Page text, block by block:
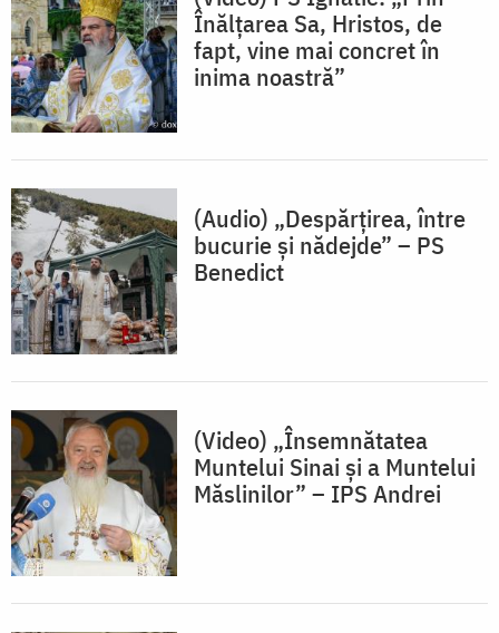
Înălțarea Sa, Hristos, de
fapt, vine mai concret în
inima noastră”
(Audio) „Despărțirea, între
bucurie și nădejde” – PS
Benedict
(Video) „Însemnătatea
Muntelui Sinai și a Muntelui
Măslinilor” – IPS Andrei